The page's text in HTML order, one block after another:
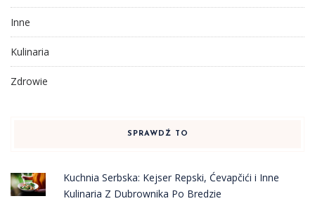
Inne
Kulinaria
Zdrowie
SPRAWDŹ TO
Kuchnia Serbska: Kejser Repski, Ćevapčići i Inne
Kulinaria Z Dubrownika Po Bredzie